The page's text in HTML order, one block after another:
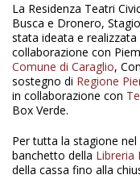
La Residenza Teatri
Busca e Dronero,
stata ideata e
collaborazione con
Comune di Caraglio,
sostegno di Regione
in collaborazione con
Box Verde.
Per tutta la stagione
banchetto della Libreria
della cassa fino alla